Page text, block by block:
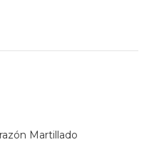
Martillado